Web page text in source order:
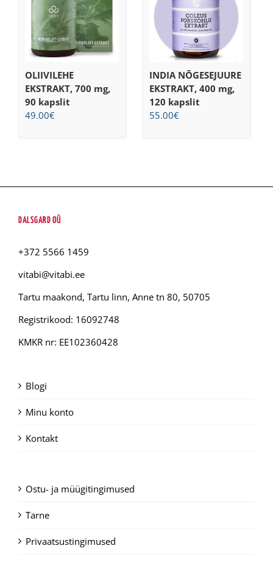
OLIIVILEHE
EKSTRAKT, 700 mg,
90 kapslit
49.00€
INDIA NÕGESEJUURE
EKSTRAKT, 400 mg,
120 kapslit
55.00€
DALSGARD OÜ
+372 5566 1459
vitabi@vitabi.ee
Tartu maakond, Tartu linn, Anne tn 80, 50705
Registrikood: 16092748
KMKR nr: EE102360428
Blogi
Minu konto
Kontakt
Ostu- ja müügitingimused
Tarne
Privaatsustingimused